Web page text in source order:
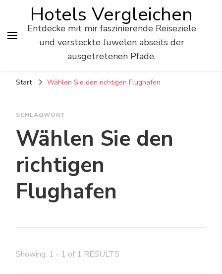
Hotels Vergleichen
Entdecke mit mir faszinierende Reiseziele
und versteckte Juwelen abseits der
ausgetretenen Pfade.
Start Wählen Sie den richtigen Flughafen
SCHLAGWORT
Wählen Sie den
richtigen
Flughafen
Showing: 1 - 1 of 1 RESULTS